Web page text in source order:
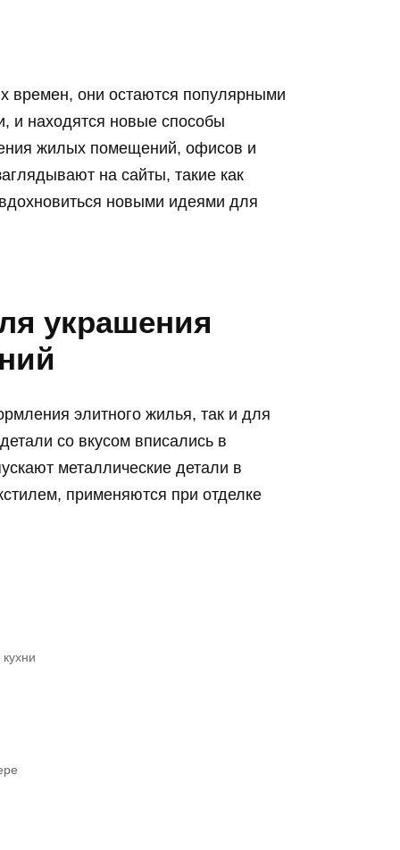
времен, они остаются популярными
и находятся новые способы
жилых помещений, офисов и
на сайты, такие как
новыми идеями для
украшения
элитного жилья, так и для
со вкусом вписались в
металлические детали в
применяются при отделке